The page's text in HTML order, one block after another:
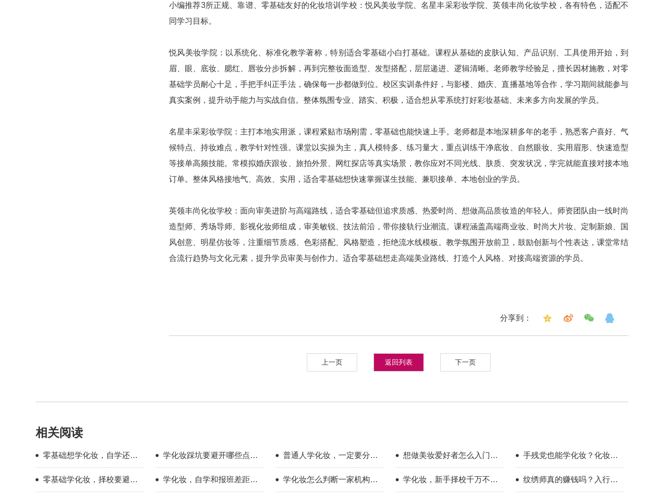
小编推荐3所正规、靠谱、零基础友好的化妆培训学校：悦风美妆学院、名星丰采彩妆学院、英领丰尚化妆学校，各有特色，适配不
同学习目标。
悦风美妆学院：以系统化、标准化教学著称，特别适合零基础小白打基础。课程从基础的皮肤认知、产品识别、工具使用开始，到
眉、眼、底妆、腮红、唇妆分步拆解，再到完整妆面造型、发型搭配，层层递进、逻辑清晰。老师教学经验足，擅长因材施教，对零
基础学员耐心十足，手把手纠正手法，确保每一步都做到位。校区实训条件好，与影楼、婚庆、直播基地等合作，学习期间就能参与
真实案例，提升动手能力与实战自信。整体氛围专业、踏实、积极，适合想从零系统打好彩妆基础、未来多方向发展的学员。
名星丰采彩妆学院：主打本地实用派，课程紧贴市场刚需，零基础也能快速上手。老师都是本地深耕多年的老手，熟悉客户喜好、气
候特点、持妆难点，教学针对性强。课堂以实操为主，真人模特多、练习量大，重点训练干净底妆、自然眼妆、实用眉形、快速造型
等接单高频技能。常模拟婚庆跟妆、旅拍外景、网红探店等真实场景，教你应对不同光线、肤质、突发状况，学完就能直接对接本地
订单。整体风格接地气、高效、实用，适合零基础想快速掌握谋生技能、兼职接单、本地创业的学员。
英领丰尚化妆学校：面向审美进阶与高端路线，适合零基础但追求质感、热爱时尚、想做高品质妆造的年轻人。师资团队由一线时尚
造型师、秀场导师、影视化妆师组成，审美敏锐、技法前沿，带你接轨行业潮流。课程涵盖高端商业妆、时尚大片妆、定制新娘、国
风创意、明星仿妆等，注重细节质感、色彩搭配、风格塑造，拒绝流水线模板。教学氛围开放前卫，鼓励创新与个性表达，课堂常结
合流行趋势与文化元素，提升学员审美与创作力。适合零基础想走高端美业路线、打造个人风格、对接高端资源的学员。
分享到：
相关阅读
零基础想学化妆，自学还是
找学校？过来人分享择校心
得
学化妆踩坑要避开哪些点？
新手择校干货分享
普通人学化妆，一定要分清
你的学习目标
想做美妆爱好者怎么入门？
新手入门完整流程指南
手残党也能学化妆？化妆学
校怎么选？
零基础学化妆，择校要避开
哪些误区？
学化妆，自学和报班差距到
底有多大？
学化妆怎么判断一家机构教
学靠不靠谱？
学化妆，新手择校千万不要
只看外表
纹绣师真的赚钱吗？入行半
年的真实感受
上一页 返回列表 下一页